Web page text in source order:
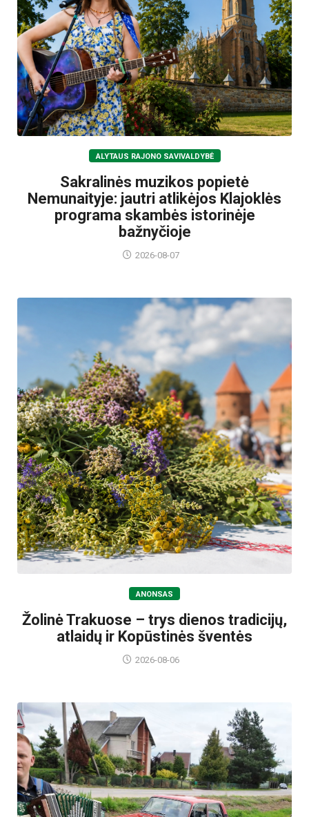
ALYTAUS RAJONO SAVIVALDYBĖ
Sakralinės muzikos popietė
Nemunaityje: jautri atlikėjos Klajoklės
programa skambės istorinėje
bažnyčioje
2026-08-07
ANONSAS
Žolinė Trakuose – trys dienos tradicijų,
atlaidų ir Kopūstinės šventės
2026-08-06